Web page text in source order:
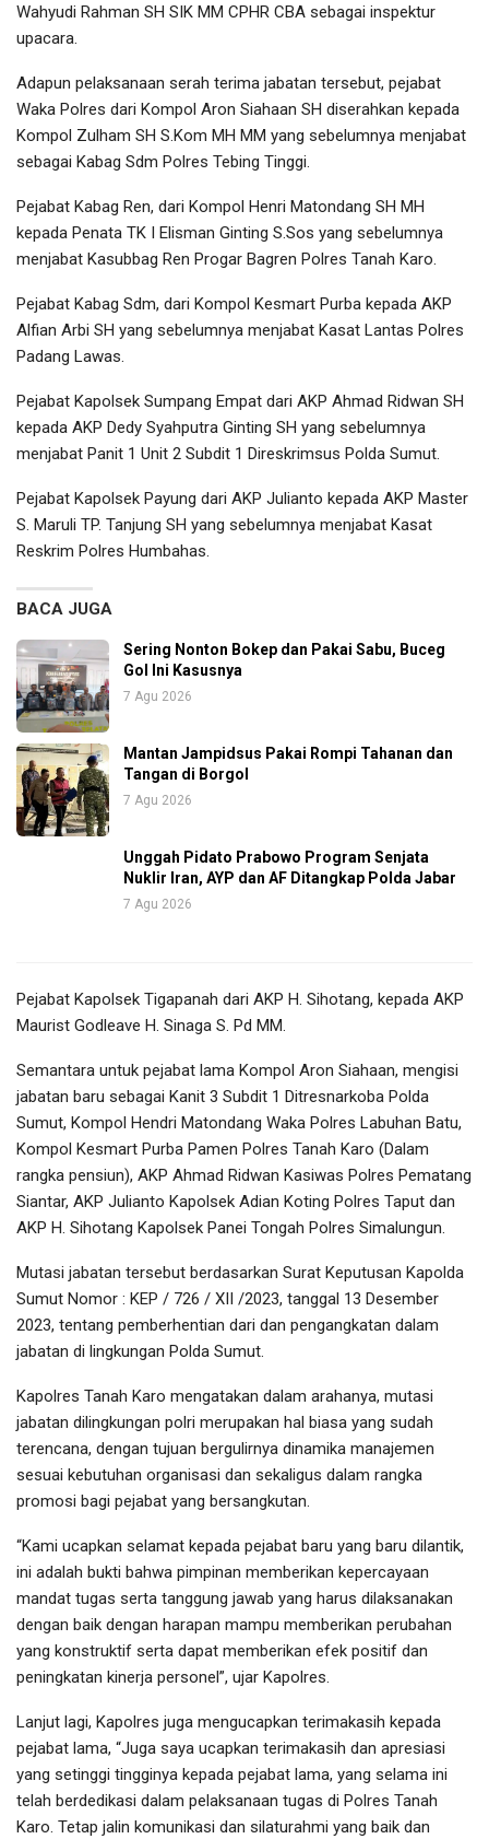
Wahyudi Rahman SH SIK MM CPHR CBA sebagai inspektur
upacara.
Adapun pelaksanaan serah terima jabatan tersebut, pejabat
Waka Polres dari Kompol Aron Siahaan SH diserahkan kepada
Kompol Zulham SH S.Kom MH MM yang sebelumnya menjabat
sebagai Kabag Sdm Polres Tebing Tinggi.
Pejabat Kabag Ren, dari Kompol Henri Matondang SH MH
kepada Penata TK I Elisman Ginting S.Sos yang sebelumnya
menjabat Kasubbag Ren Progar Bagren Polres Tanah Karo.
Pejabat Kabag Sdm, dari Kompol Kesmart Purba kepada AKP
Alfian Arbi SH yang sebelumnya menjabat Kasat Lantas Polres
Padang Lawas.
Pejabat Kapolsek Sumpang Empat dari AKP Ahmad Ridwan SH
kepada AKP Dedy Syahputra Ginting SH yang sebelumnya
menjabat Panit 1 Unit 2 Subdit 1 Direskrimsus Polda Sumut.
Pejabat Kapolsek Payung dari AKP Julianto kepada AKP Master
S. Maruli TP. Tanjung SH yang sebelumnya menjabat Kasat
Reskrim Polres Humbahas.
BACA JUGA
Sering Nonton Bokep dan Pakai Sabu, Buceg
Gol Ini Kasusnya
7 Agu 2026
Mantan Jampidsus Pakai Rompi Tahanan dan
Tangan di Borgol
7 Agu 2026
Unggah Pidato Prabowo Program Senjata
Nuklir Iran, AYP dan AF Ditangkap Polda Jabar
7 Agu 2026
Pejabat Kapolsek Tigapanah dari AKP H. Sihotang, kepada AKP
Maurist Godleave H. Sinaga S. Pd MM.
Semantara untuk pejabat lama Kompol Aron Siahaan, mengisi
jabatan baru sebagai Kanit 3 Subdit 1 Ditresnarkoba Polda
Sumut, Kompol Hendri Matondang Waka Polres Labuhan Batu,
Kompol Kesmart Purba Pamen Polres Tanah Karo (Dalam
rangka pensiun), AKP Ahmad Ridwan Kasiwas Polres Pematang
Siantar, AKP Julianto Kapolsek Adian Koting Polres Taput dan
AKP H. Sihotang Kapolsek Panei Tongah Polres Simalungun.
Mutasi jabatan tersebut berdasarkan Surat Keputusan Kapolda
Sumut Nomor : KEP / 726 / XII /2023, tanggal 13 Desember
2023, tentang pemberhentian dari dan pengangkatan dalam
jabatan di lingkungan Polda Sumut.
Kapolres Tanah Karo mengatakan dalam arahanya, mutasi
jabatan dilingkungan polri merupakan hal biasa yang sudah
terencana, dengan tujuan bergulirnya dinamika manajemen
sesuai kebutuhan organisasi dan sekaligus dalam rangka
promosi bagi pejabat yang bersangkutan.
“Kami ucapkan selamat kepada pejabat baru yang baru dilantik,
ini adalah bukti bahwa pimpinan memberikan kepercayaan
mandat tugas serta tanggung jawab yang harus dilaksanakan
dengan baik dengan harapan mampu memberikan perubahan
yang konstruktif serta dapat memberikan efek positif dan
peningkatan kinerja personel”, ujar Kapolres.
Lanjut lagi, Kapolres juga mengucapkan terimakasih kepada
pejabat lama, “Juga saya ucapkan terimakasih dan apresiasi
yang setinggi tingginya kepada pejabat lama, yang selama ini
telah berdedikasi dalam pelaksanaan tugas di Polres Tanah
Karo. Tetap jalin komunikasi dan silaturahmi yang baik dan